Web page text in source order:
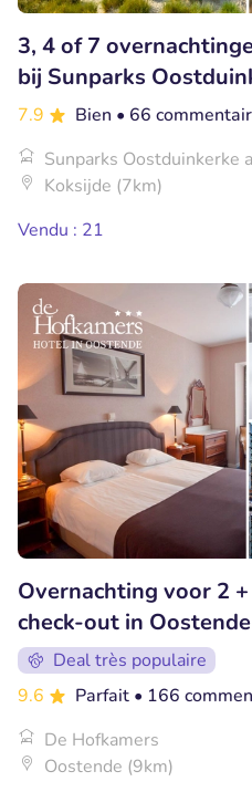
3, 4 of 7
bij Sunparks
7.9 Bien • 66
Sunparks Oostduinkerke
Koksijde (7km)
Vendu : 21
Overnachting voor 2
check-out in Oostende
Deal très populaire
9.6
Parfait • 166
De Hofkamers
Oostende (9km)